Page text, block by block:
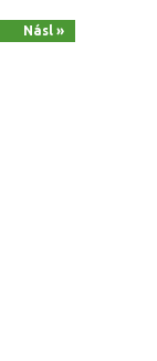
Násl »